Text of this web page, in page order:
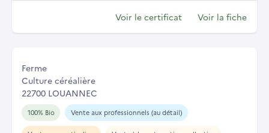
Voir le certificat Voir la fiche
Ferme
Culture céréalière
22700 LOUANNEC
100% Bio Vente aux professionnels (au détail)